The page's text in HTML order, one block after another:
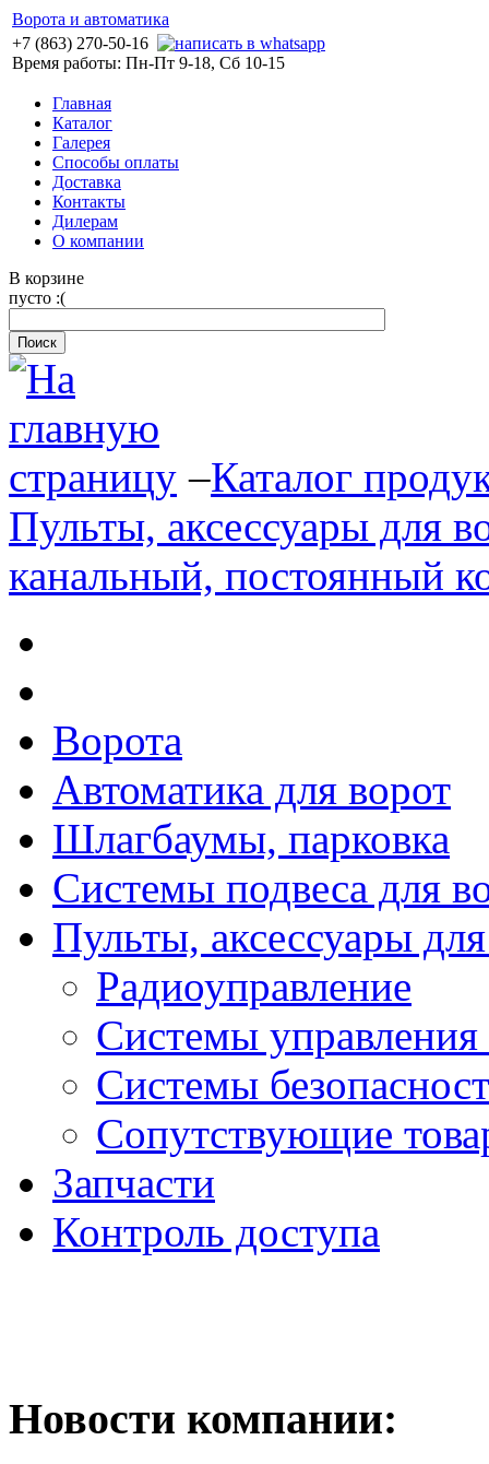
Ворота и автоматика
+7 (863) 270-50-16
Время работы: Пн-Пт 9-18, Сб 10-15
Главная
Каталог
Галерея
Способы оплаты
Доставка
Контакты
Дилерам
О компании
В корзине
пусто :(
–Каталог
Пульты, аксессуары для
канальный, постоянный
Ворота
Автоматика для ворот
Шлагбаумы, парковка
Системы подвеса для
Пульты, аксессуары
Радиоуправление
Системы
Системы
Сопутствующие
Запчасти
Контроль доступа
Новости компании: